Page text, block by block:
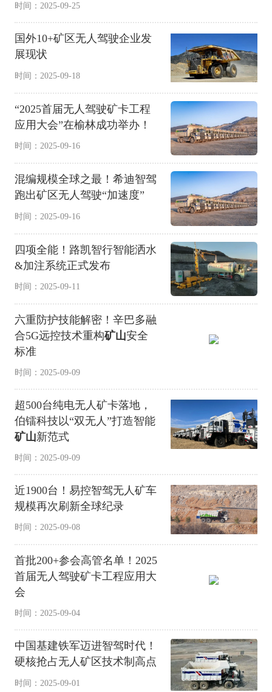
时间：2025-09-25
国外10+矿区无人驾驶企业发
展现状
时间：2025-09-18
“2025首届无人驾驶矿卡工程
应用大会”在榆林成功举办！
时间：2025-09-16
混编规模全球之最！希迪智驾
跑出矿区无人驾驶“加速度”
时间：2025-09-16
四项全能！路凯智行智能洒水
&加注系统正式发布
时间：2025-09-11
六重防护技能解密！辛巴多融
合5G远控技术重构矿山安全
标准
时间：2025-09-09
超500台纯电无人矿卡落地，
伯镭科技以“双无人”打造智能
矿山新范式
时间：2025-09-09
近1900台！易控智驾无人矿车
规模再次刷新全球纪录
时间：2025-09-08
首批200+参会高管名单！2025
首届无人驾驶矿卡工程应用大
会
时间：2025-09-04
中国基建铁军迈进智驾时代！
硬核抢占无人矿区技术制高点
时间：2025-09-01